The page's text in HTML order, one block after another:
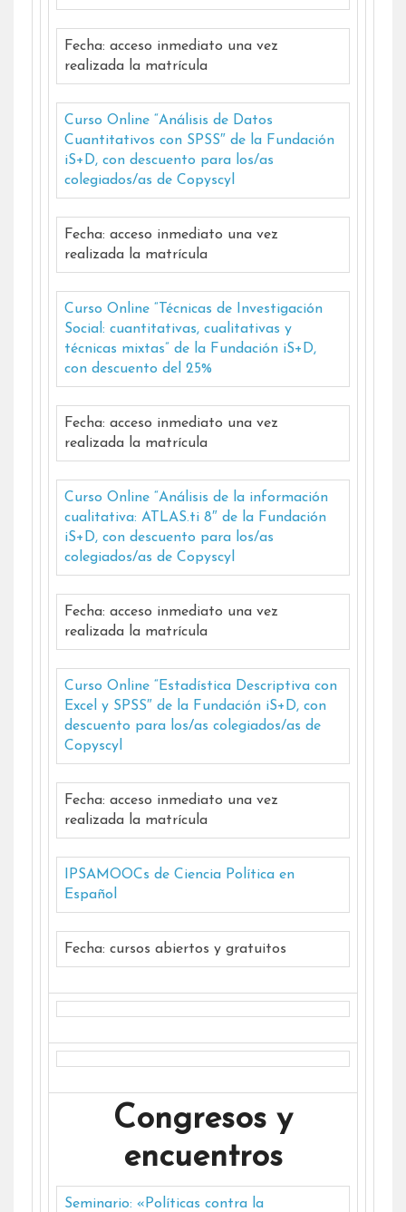
Fecha: acceso inmediato una vez
realizada la matrícula
Curso Online “Análisis de Datos
Cuantitativos con SPSS″ de la Fundación
iS+D, con descuento para los/as
colegiados/as de Copyscyl
Fecha: acceso inmediato una vez
realizada la matrícula
Curso Online “Técnicas de Investigación
Social: cuantitativas, cualitativas y
técnicas mixtas” de la Fundación iS+D,
con descuento del 25%
Fecha: acceso inmediato una vez
realizada la matrícula
Curso Online “Análisis de la información
cualitativa: ATLAS.ti 8″ de la Fundación
iS+D, con descuento para los/as
colegiados/as de Copyscyl
Fecha: acceso inmediato una vez
realizada la matrícula
Curso Online “Estadística Descriptiva con
Excel y SPSS″ de la Fundación iS+D, con
descuento para los/as colegiados/as de
Copyscyl
Fecha: acceso inmediato una vez
realizada la matrícula
IPSAMOOCs de Ciencia Política en
Español
Fecha: cursos abiertos y gratuitos
Congresos y
encuentros
Seminario: «Políticas contra la